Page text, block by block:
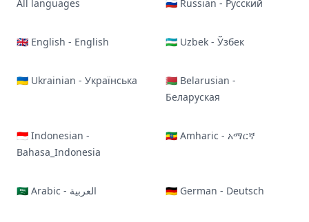
All languages 🇷🇺 Russian - Русский
🇬🇧 English - English 🇺🇿 Uzbek - Ўзбек
🇺🇦 Ukrainian - Українська
🇧🇾 Belarusian -
Беларуская
🇮🇩 Indonesian -
Bahasa_Indonesia
🇪🇹 Amharic - አማርኛ
🇸🇦 Arabic - العربية 🇩🇪 German - Deutsch